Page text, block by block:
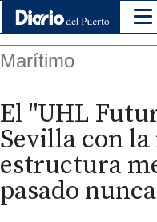
Marítimo
El "UHL
Sevilla con
estructura
pasado